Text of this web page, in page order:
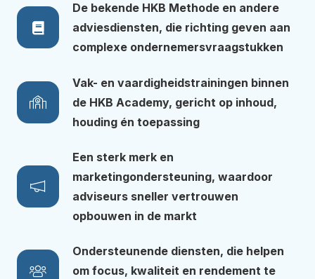
De bekende HKB Methode en andere
adviesdiensten, die richting geven aan
complexe ondernemersvraagstukken
Vak- en vaardigheidstrainingen binnen
de HKB Academy, gericht op inhoud,
houding én toepassing
Een sterk merk en
marketingondersteuning, waardoor
adviseurs sneller vertrouwen
opbouwen in de markt
Ondersteunende diensten, die helpen
om focus, kwaliteit en rendement te